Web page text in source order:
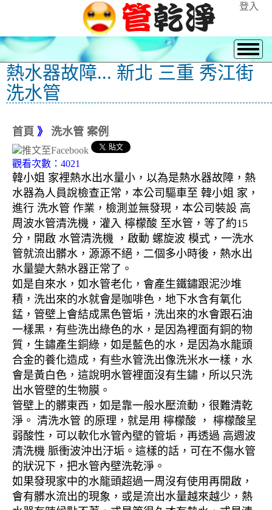
登入
熱水器故障... 新北 三重 秀江街
洗水管
首頁 》 洗水管 案例
觀看次數：4021
韓小姐 家裡熱水出水量小，以為是熱水器故障，熱
水器為人員說檢查正常，本公司驅車至 韓小姐 家，
進行 洗水管 作業，檢測並無發現，本公司裝設 高
周波水管清洗機，灌入 檸檬酸 至水管，等了約15
分，開啟 水管清洗機 ，啟動 螺旋波 模式，一洗水
管就流出髒水，源源不絕，二個多小時後，熱水出
水量變大熱水器正常了。
如是自來水，如水管老化，會產生鐵鏽跟泥沙堆
積，洗出來的水就會是咖啡色，地下水含有氧化
錳，管壁上會結成黑色管垢，洗出來的水會跟石油
一樣黑，有些洗出綠色的水，是因為裡面有銅的物
質，生鏽產生銅綠，如是藍色的水，是因為水龍頭
合金的養化造成，有些水管洗出像洗米水一樣，水
會是黃白色，這說明水管裡面沒有生鏽，所以只洗
出水管壁的生物膜。
管壁上的髒東西，如是靠一般水壓流動，很難清乾
淨。 清洗水管 的原理，就是用 檸檬酸 ， 檸檬酸呈
弱酸性，可以軟化水管內壁的管垢，再透過 高週波
清洗機 脈衝波沖出汙垢。這樣的話，可在不傷水管
的狀況下，把水管內壁洗乾淨。
如果發現家中的水龍頭超過一周沒有使用再開啟，
會有髒水流出的現象，或是流出水量越來越少，熱